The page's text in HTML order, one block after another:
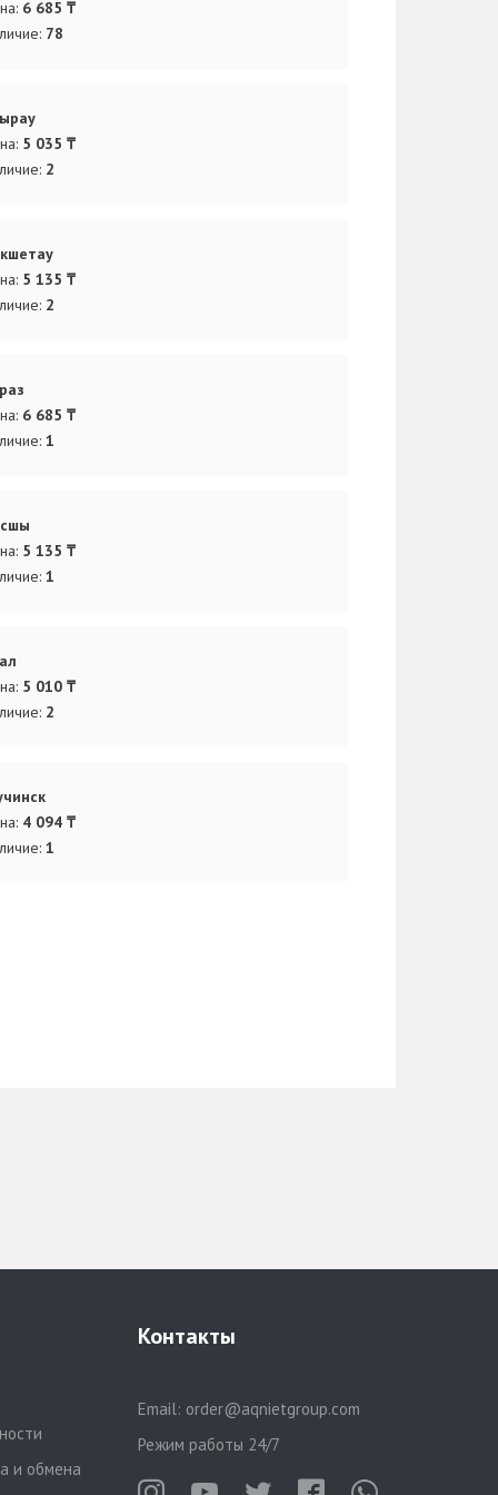
6 685 ₸
78
5 035 ₸
2
5 135 ₸
2
6 685 ₸
1
5 135 ₸
1
5 010 ₸
2
4 094 ₸
1
и обмена
Контакты
Email: order@aqnietgroup.com
Режим работы 24/7